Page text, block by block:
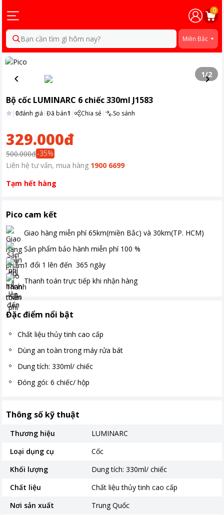
0
Bạn cần tìm gì hôm nay? Miền Bắc
1/2
Bộ cốc LUMINARC 6 chiếc 330ml J1583
|0đánh giá |Đã bán1 | Chia sẻ| So sánh
329.000đ
500.000đ-35%
Liên hệ tư vấn, mua hàng 1900 6699
Tạm hết hàng
Pico cam kết
Giao hàng miễn phí 65km(miền Bắc) và 30km(TP. HCM)
Sản phẩm bảo hành miễn phí 100 %
1 đổi 1 lên đến 365 ngày
Thanh toán trực tiếp khi nhận hàng
Đặc điểm nổi bật
Chất liệu thủy tinh cao cấp
Dùng an toàn trong máy rửa bát
Dung tích: 330ml/ chiếc
Đóng gói: 6 chiếc/ hộp
Thông số kỹ thuật
Thương hiệu
LUMINARC
Loại dụng cụ
Cốc
Khối lượng
Dung tích: 330ml/ chiếc
Chất liệu
Chất liệu thủy tinh cao cấp
Nơi sản xuất
Trung Quốc